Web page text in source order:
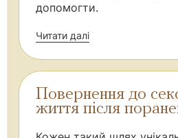
допомогти.
Читати далі
Повернення до
життя після